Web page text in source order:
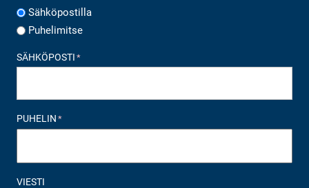
Sähköpostilla
Puhelimitse
SÄHKÖPOSTI *
PUHELIN *
VIESTI